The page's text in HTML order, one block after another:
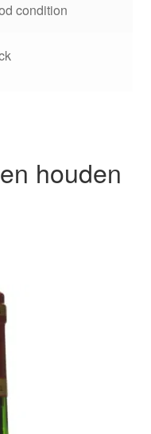
condition
houden